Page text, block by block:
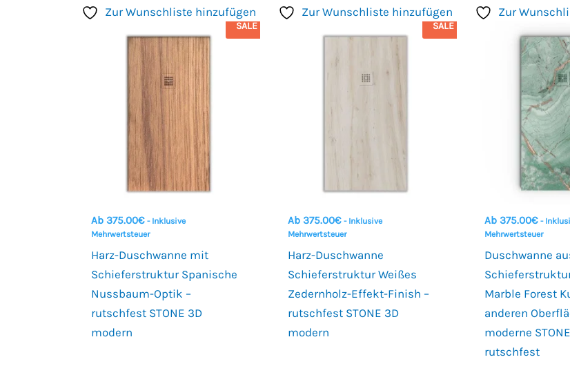
Zur Wunschliste hinzufügen
SALE
Ab 375.00€ - Inklusive
Mehrwertsteuer
Harz-Duschwanne mit
Schieferstruktur Spanische
Nussbaum-Optik –
rutschfest STONE 3D
modern
Zur Wunschliste hinzufügen
SALE
Ab 375.00€ - Inklusive
Mehrwertsteuer
Harz-Duschwanne
Schieferstruktur Weißes
Zedernholz-Effekt-Finish –
rutschfest STONE 3D
modern
Zur
Ab 375.00€ -
Mehrwertsteuer
Duschwanne
Marble Forest
anderen
moderne
rutschfest